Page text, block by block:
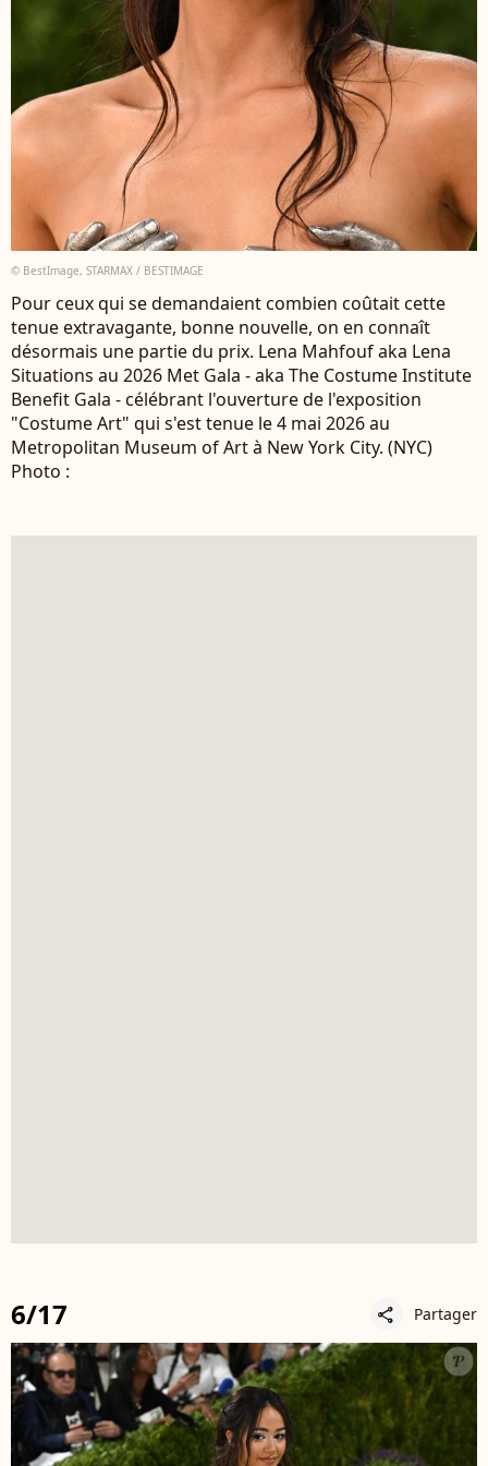
© BestImage, STARMAX / BESTIMAGE
Pour ceux qui se demandaient combien coûtait cette
tenue extravagante, bonne nouvelle, on en connaît
désormais une partie du prix. Lena Mahfouf aka Lena
Situations au 2026 Met Gala - aka The Costume Institute
Benefit Gala - célébrant l'ouverture de l'exposition
"Costume Art" qui s'est tenue le 4 mai 2026 au
Metropolitan Museum of Art à New York City. (NYC)
Photo :
6/17 share Partager